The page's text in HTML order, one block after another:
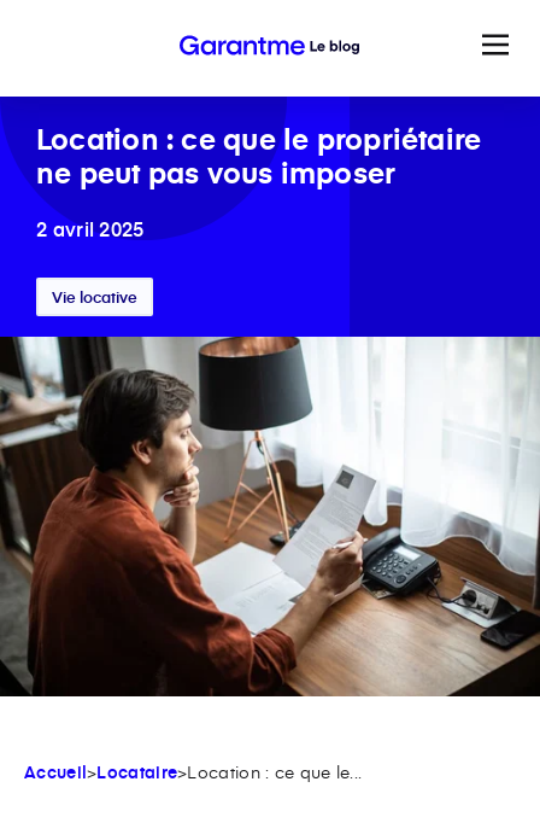
Location : ce que le propriétaire
ne peut pas vous imposer
2 avril 2025
Vie locative
Accueil>Locataire>Location : ce que le...